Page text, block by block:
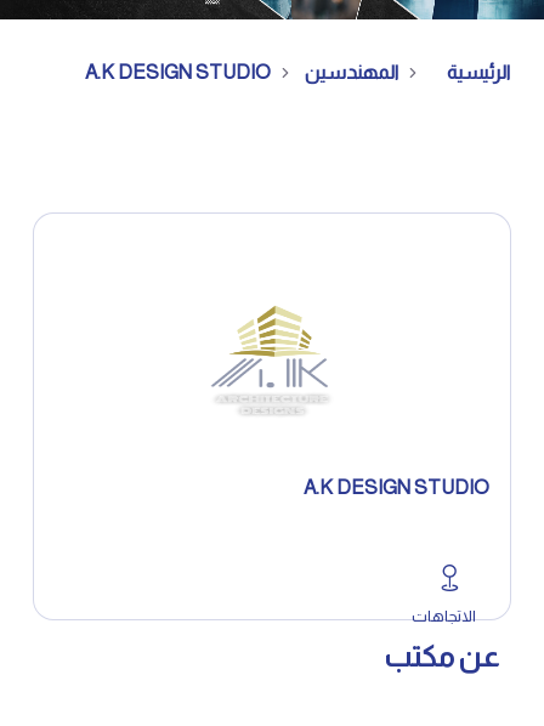
الرئيسية المهندسين A.K DESIGN STUDIO
A.K DESIGN STUDIO
الاتجاهات
عن مكتب